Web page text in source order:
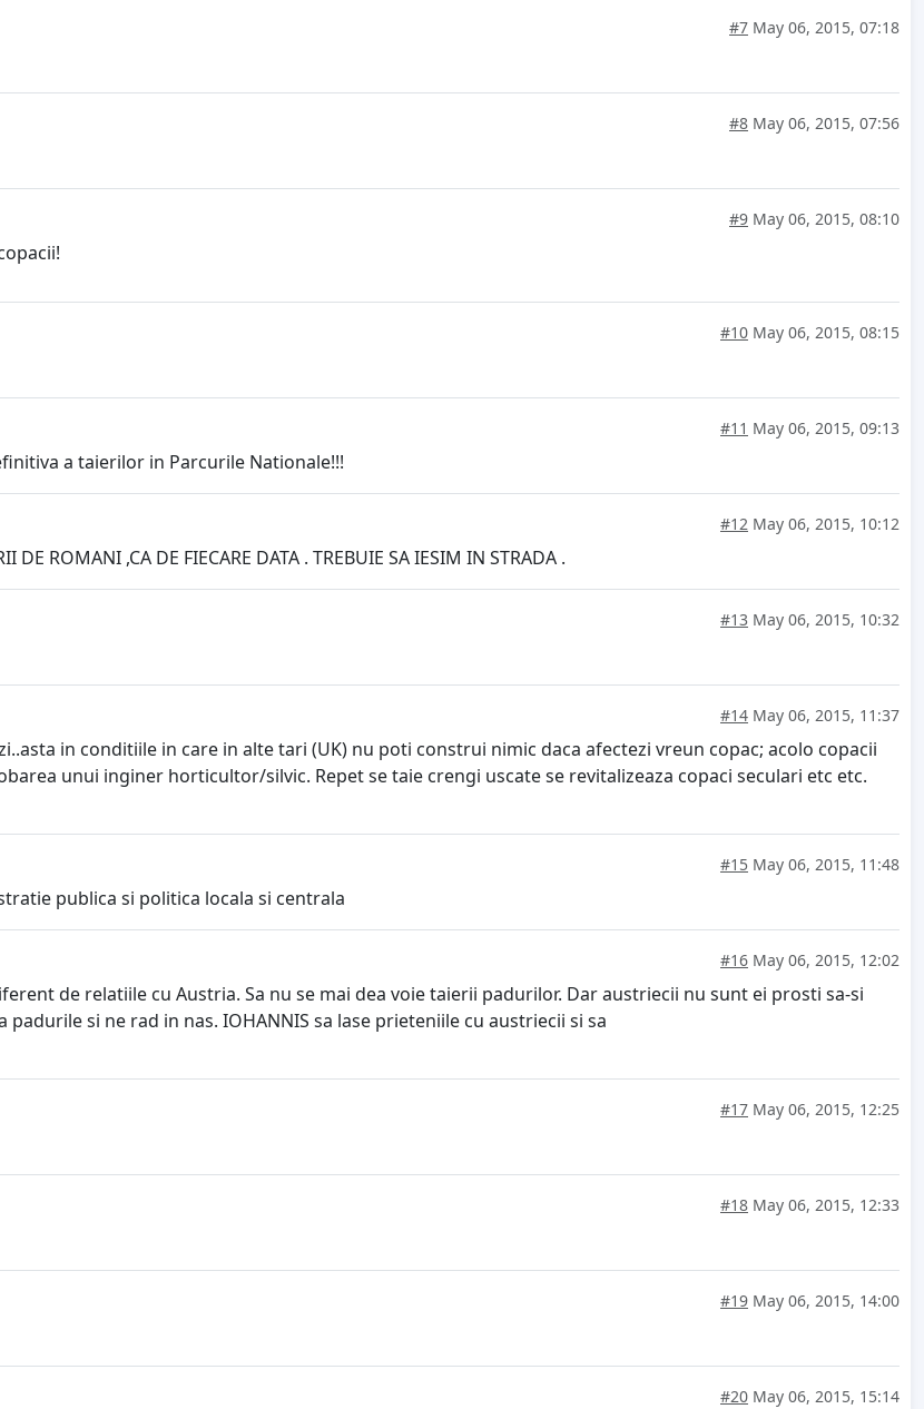
#7 May 06, 2015, 07:18
#8 May 06, 2015, 07:56
#9 May 06, 2015, 08:10
#10 May 06, 2015, 08:15
#11 May 06, 2015, 09:13
a taierilor in Parcurile Nationale!!!
#12 May 06, 2015, 10:12
DE ROMANI ,CA DE FIECARE DATA . TREBUIE SA IESIM IN STRADA .
#13 May 06, 2015, 10:32
#14 May 06, 2015, 11:37
in conditiile in care in alte tari (UK) nu poti construi nimic daca afectezi vreun copac; acolo copacii
unui inginer horticultor/silvic. Repet se taie crengi uscate se revitalizeaza copaci seculari etc etc.
#15 May 06, 2015, 11:48
publica si politica locala si centrala
#16 May 06, 2015, 12:02
de relatiile cu Austria. Sa nu se mai dea voie taierii padurilor. Dar austriecii nu sunt ei prosti sa-si
si ne rad in nas. IOHANNIS sa lase prieteniile cu austriecii si sa
#17 May 06, 2015, 12:25
#18 May 06, 2015, 12:33
#19 May 06, 2015, 14:00
#20 May 06, 2015, 15:14